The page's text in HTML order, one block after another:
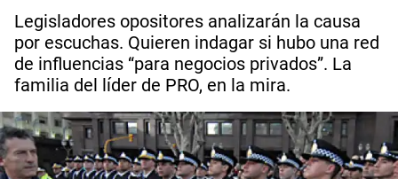
Legisladores opositores analizarán la causa
por escuchas. Quieren indagar si hubo una red
de influencias “para negocios privados”. La
familia del líder de PRO, en la mira.